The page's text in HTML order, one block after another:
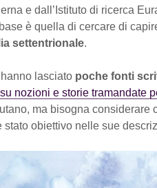
e dall’Istituto di ricerca
è quella di cercare di
settentrionale.
hanno lasciato poche fonti
nozioni e storie tramandate
ma bisogna
stato obiettivo nelle sue